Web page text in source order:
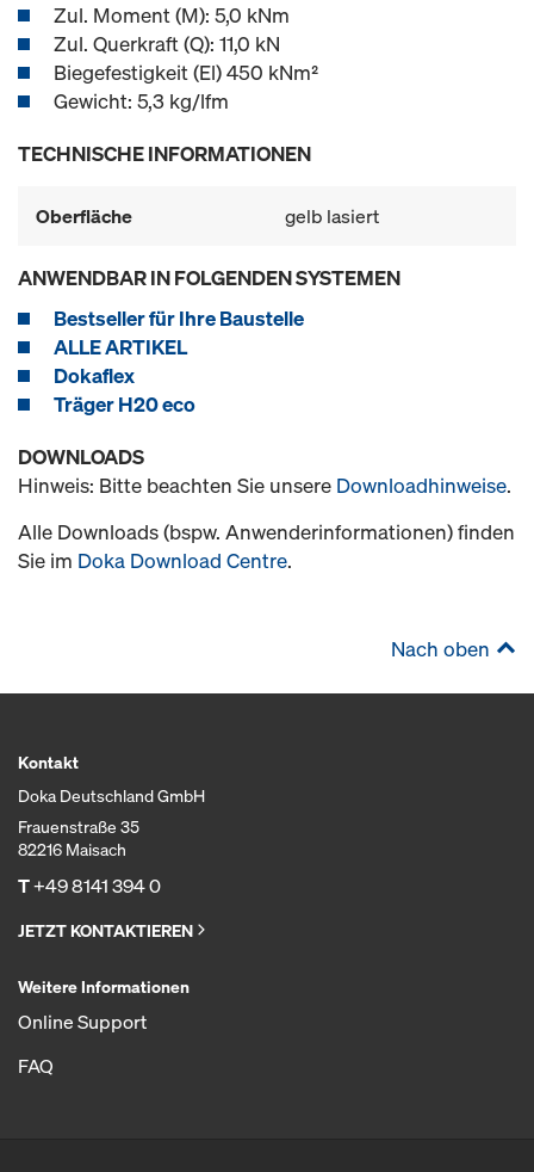
Zul. Moment (M): 5,0 kNm
Zul. Querkraft (Q): 11,0 kN
Biegefestigkeit (El) 450 kNm²
Gewicht: 5,3 kg/lfm
TECHNISCHE INFORMATIONEN
Oberfläche gelb lasiert
ANWENDBAR IN FOLGENDEN SYSTEMEN
Bestseller für Ihre Baustelle
ALLE ARTIKEL
Dokaflex
Träger H20 eco
DOWNLOADS
Hinweis: Bitte beachten Sie unsere Downloadhinweise.
Alle Downloads (bspw. Anwenderinformationen) finden
Sie im Doka Download Centre.
Nach oben
Kontakt
Doka Deutschland GmbH
Frauenstraße 35
82216 Maisach
T+49 8141 394 0
JETZT KONTAKTIEREN
Weitere Informationen
Online Support
FAQ